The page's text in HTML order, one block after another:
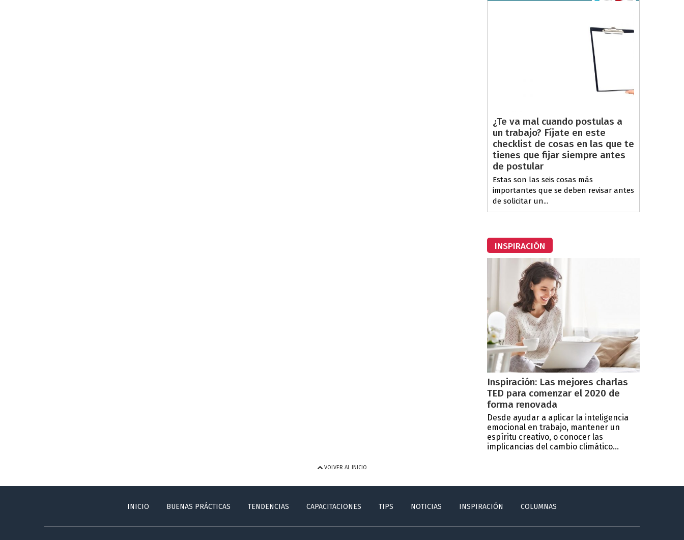
¿Te va mal cuando postulas a
un trabajo? Fíjate en este
checklist de cosas en las que te
tienes que fijar siempre antes
de postular
Estas son las seis cosas más
importantes que se deben revisar antes
de solicitar un...
INSPIRACIÓN
Inspiración: Las mejores charlas
TED para comenzar el 2020 de
forma renovada
Desde ayudar a aplicar la inteligencia
emocional en trabajo, mantener un
espíritu creativo, o conocer las
implicancias del cambio climático...
VOLVER AL INICIO
INICIO BUENAS PRÁCTICAS TENDENCIAS CAPACITACIONES TIPS NOTICIAS INSPIRACIÓN COLUMNAS